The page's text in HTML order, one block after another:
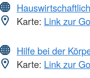
Karte: Link zur
Hilfe bei der
Karte: Link zur